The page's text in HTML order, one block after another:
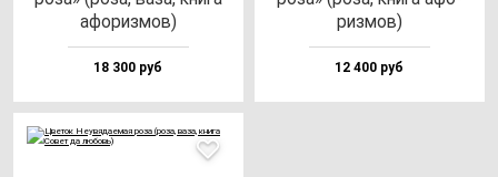
афо­риз­мов)
18 300 руб
риз­мов)
12 400 руб